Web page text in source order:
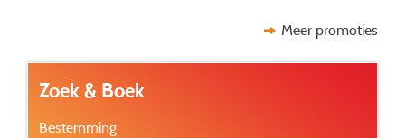
Meer promoties
Zoek & Boek
Bestemming